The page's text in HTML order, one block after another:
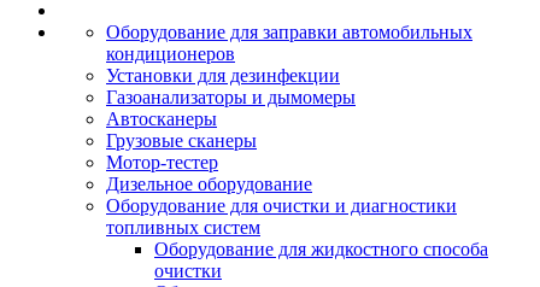
Оборудование для заправки автомобильных
кондиционеров
Установки для дезинфекции
Газоанализаторы и дымомеры
Автосканеры
Грузовые сканеры
Мотор-тестер
Дизельное оборудование
Оборудование для очистки и диагностики
топливных систем
Оборудование для жидкостного способа
очистки